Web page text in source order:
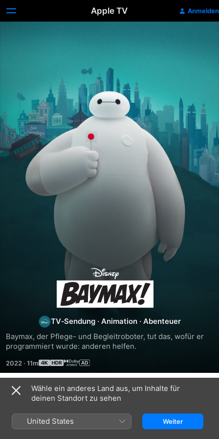
Apple TV Anmelden
Baymax!
TV‑Sendung · Animation · Abenteuer
Baymax, der Pflege- und Begleitroboter, tut das, wofür er
programmiert wurde: anderen helfen.
2022 · 11m
Staffel 1
Wähle ein anderes Land aus, um Inhalte für
deinen Standort zu sehen
United States Weiter